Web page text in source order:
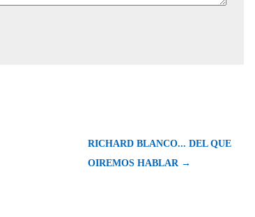
RICHARD BLANCO... DEL QUE
OIREMOS HABLAR →